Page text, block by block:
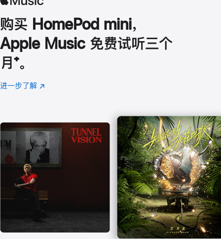
购买 HomePod mini，
Apple Music 免费试听三个
月 脚
注
⁺。
进一步了解 Apple
(在
口
中
打
开)